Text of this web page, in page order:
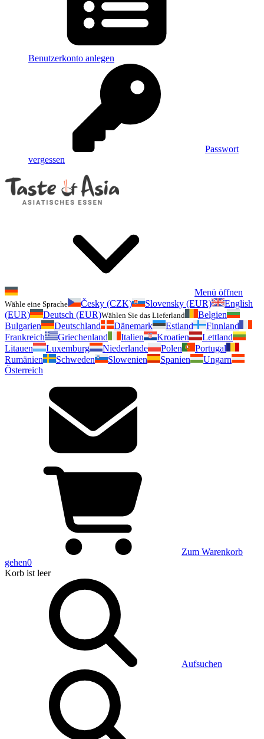
Benutzerkonto anlegen
Passwort
vergessen
Menü öffnen
Wähle eine Sprache Česky (CZK) Slovensky (EUR)
English
(EUR)
Deutsch (EUR)Wählen Sie das Lieferland
Belgien
Bulgarien
Deutschland Dänemark Estland
Finnland
Frankreich
Griechenland Italien Kroatien
Lettland
Litauen
Luxemburg Niederlande Polen
Portugal
Rumänien
Schweden Slowenien Spanien
Ungarn
Österreich
Zum Warenkorb
gehen0
Korb ist leer
Aufsuchen